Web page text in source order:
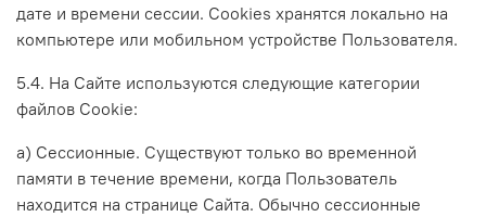
дате и времени сессии. Сookies хранятся локально на
компьютере или мобильном устройстве Пользователя.
5.4. На Сайте используются следующие категории
файлов Cookie:
а) Сессионные. Существуют только во временной
памяти в течение времени, когда Пользователь
находится на странице Сайта. Обычно сессионные